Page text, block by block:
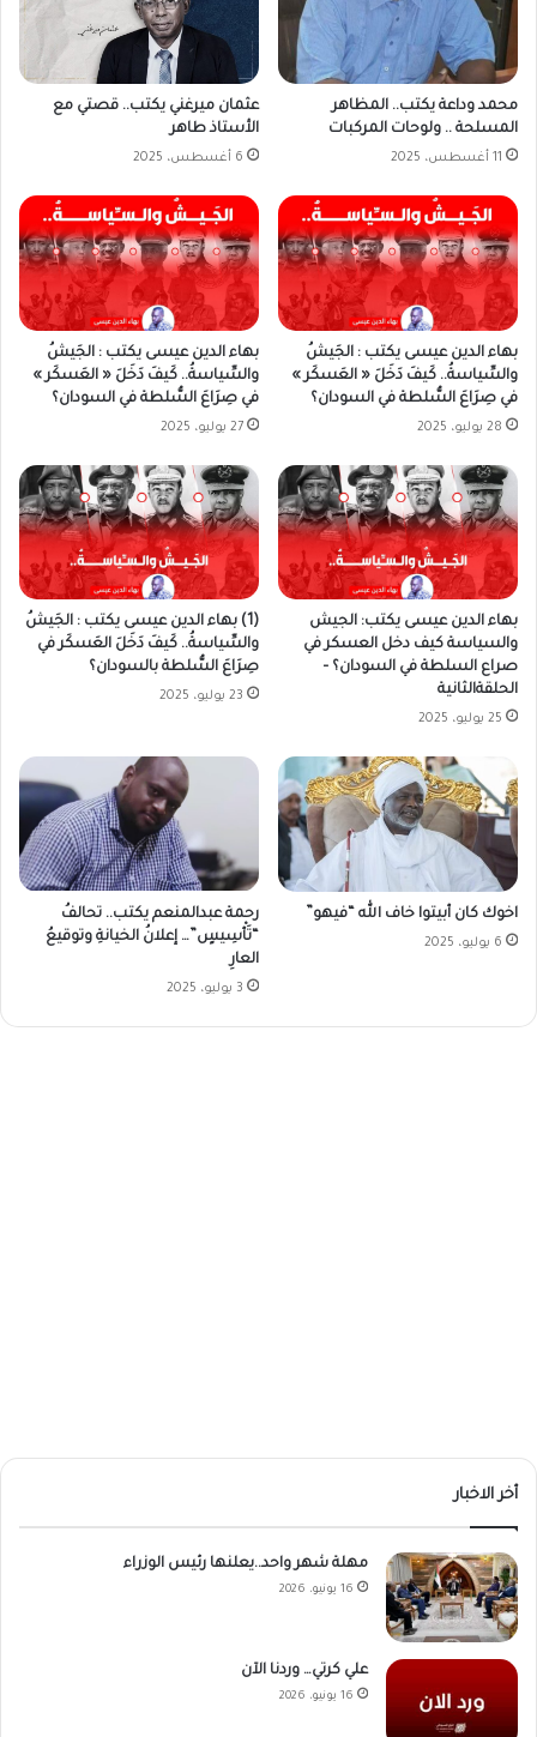
محمد وداعة يكتب.. المظاهر
المسلحة .. ولوحات المركبات
11 أغسطس، 2025
عثمان ميرغني يكتب.. قصتي مع
الأستاذ طاهر
6 أغسطس، 2025
بهاء الدين عيسى يكتب : الجَيشُ
والسِّياسةُ.. كَيفَ دَخَلَ « العَسكَر »
في صِرَاعَ السُّلطة في السودان؟
28 يوليو، 2025
بهاء الدين عيسى يكتب : الجَيشُ
والسِّياسةُ.. كَيفَ دَخَلَ « العَسكَر »
في صِرَاعَ السُّلطة في السودان؟
27 يوليو، 2025
بهاء الدين عيسى يكتب: الجيش
والسياسة كيف دخل العسكر في
صراع السلطة في السودان؟ –
الحلقةالثانية
25 يوليو، 2025
(1) بهاء الدين عيسى يكتب : الجَيشُ
والسِّياسةُ.. كَيفَ دَخَلَ العَسكَر في
صِرَاعَ السُّلطة بالسودان؟
23 يوليو، 2025
اخوك كان أبيتوا خاف الله “فيهو”
6 يوليو، 2025
رحمة عبدالمنعم يكتب.. تحالفُ
“تَأْسِيسٍ”… إعلانُ الخيانةِ وتوقيعُ
العارِ
3 يوليو، 2025
أخر الاخبار
مهلة شهر واحد..يعلنها رئيس الوزراء
16 يونيو، 2026
علي كرتي… وردنا الآن
16 يونيو، 2026